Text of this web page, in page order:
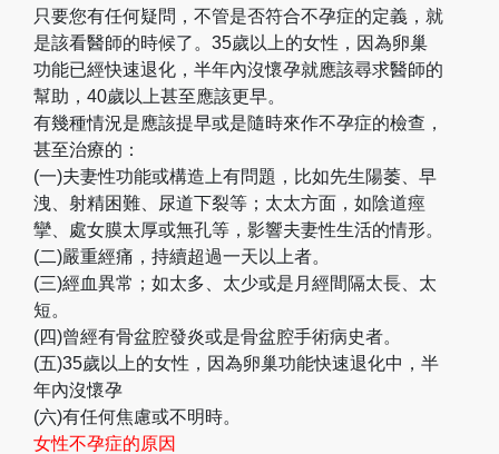
只要您有任何疑問，不管是否符合不孕症的定義，就
是該看醫師的時候了。35歲以上的女性 ，因為卵巢
功能已經快速退化，半年內沒懷孕就應該尋求醫師的
幫助， 40歲以上甚至應該更早。
有幾種情況是應該提早或是隨時來作不孕症的檢查，
甚至治療的：
(一)夫妻性功能或構造上有問題，比如先生陽萎、早
洩、射精困難、尿道下裂等；太太方面，如陰道痙
攣、處女膜太厚或無孔等，影響夫妻性生活的情形。
(二)嚴重經痛，持續超過一天以上者。
(三)經血異常；如太多、太少或是月經間隔太長、太
短。
(四)曾經有骨盆腔發炎或是骨盆腔手術病史者。
(五)35歲以上的女性，因為卵巢功能快速退化中，半
年內沒懷孕
(六)有任何焦慮或不明時。
女性不孕症的原因